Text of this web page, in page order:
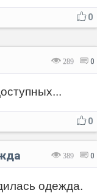
0
289 0
0
389 0
одежда.